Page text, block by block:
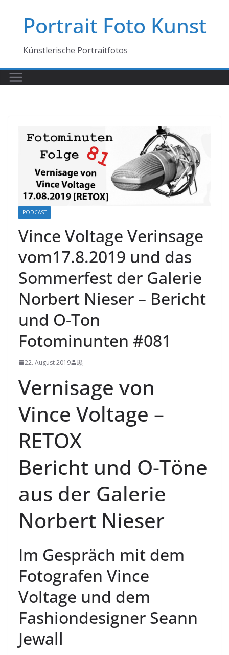
springenPortrait Foto Kunst
Künstlerische Portraitfotos
PODCAST
Vince Voltage Verinsage
vom17.8.2019 und das
Sommerfest der Galerie
Norbert Nieser – Bericht
und O-Ton
Fotominunten #081
22. August 2019 黒
Vernisage von
Vince Voltage –
RETOX
Bericht und O-Töne
aus der Galerie
Norbert Nieser
Im Gespräch mit dem
Fotografen Vince
Voltage und dem
Fashiondesigner Seann
Jewall